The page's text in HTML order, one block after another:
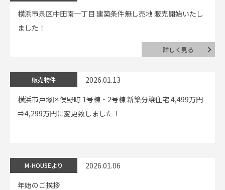
横浜市泉区中田南一丁目 建築条件無し売地 販売開始いたし
ました！
詳しく見る
販売物件
2026.01.13
横浜市戸塚区俣野町 1号棟・2号棟 新築分譲住宅 4,499万円
⇒4,299万円に変更致しました！
M-HOUSEより
2026.01.06
年始のご挨拶